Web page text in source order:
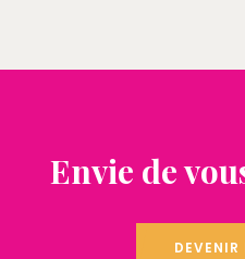
Envie de
DEVENIR